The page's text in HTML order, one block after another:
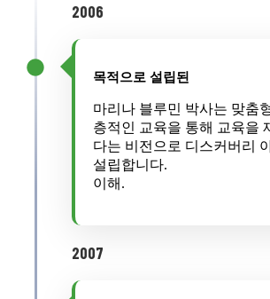
2006
목적으로 설립된
마리나 블루민 박사는 맞춤
층적인 교육을 통해 교육을
다는 비전으로 디스커버리
설립합니다.
이해.
2007